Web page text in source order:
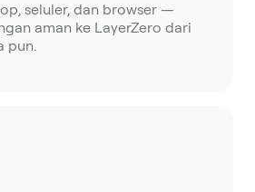
seluler, dan browser —
aman ke LayerZero dari
pun.